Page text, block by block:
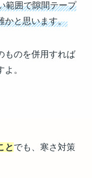
範囲で隙間テープ
かと思います。
ものを併用すれば
。
とでも、寒さ対策